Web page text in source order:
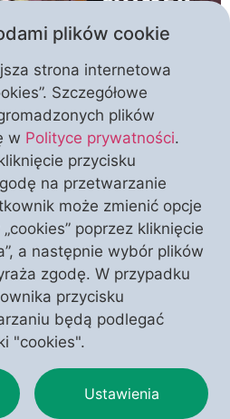
Mickiewicz, Józef
Jakże wielu
tym czy innym
umysłami Polaków
wykuta na początku XIX
własnego państwa,
Jakie szanse i zagrożenia
przez romantyzm –
się otoczenie? […]
plików cookie
strona internetowa
Szczegółowe
plików
w Polityce prywatności.
przycisku
na przetwarzanie
może zmienić opcje
poprzez kliknięcie
a następnie wybór plików
zgodę. W przypadku
przycisku
będą podlegać
"cookies".
Ustawienia